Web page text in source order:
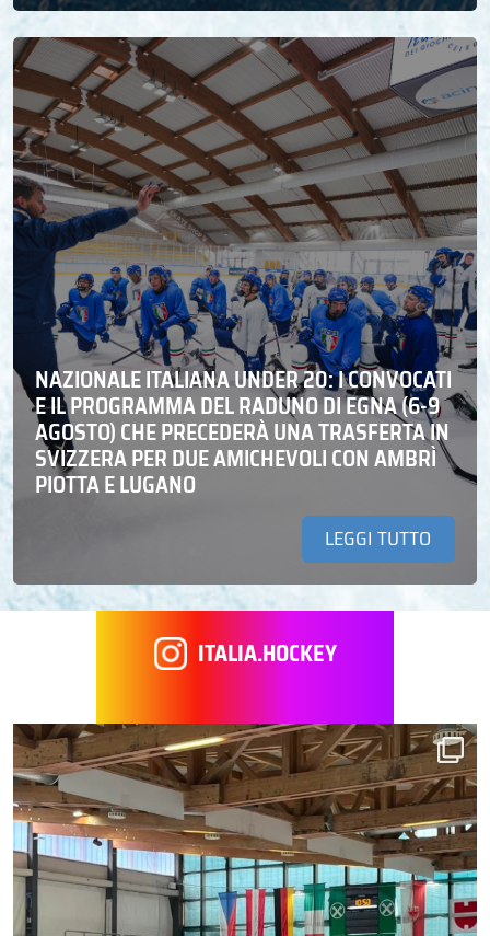
NAZIONALE ITALIANA UNDER 20: I CONVOCATI
E IL PROGRAMMA DEL RADUNO DI EGNA (6-9
AGOSTO) CHE PRECEDERÀ UNA TRASFERTA IN
SVIZZERA PER DUE AMICHEVOLI CON AMBRÌ
PIOTTA E LUGANO
LEGGI TUTTO
ITALIA.HOCKEY